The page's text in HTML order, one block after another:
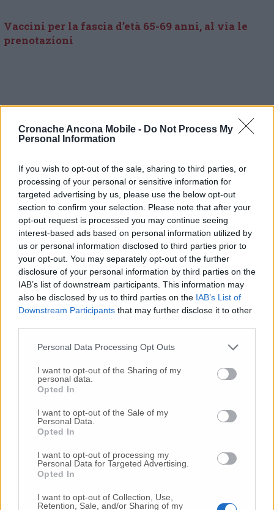
Cronache Ancona Mobile - Do Not Process My
Personal Information
If you wish to opt-out of the sale, sharing to third parties, or
processing of your personal or sensitive information for
targeted advertising by us, please use the below opt-out
section to confirm your selection. Please note that after your
opt-out request is processed you may continue seeing
interest-based ads based on personal information utilized by
us or personal information disclosed to third parties prior to
your opt-out. You may separately opt-out of the further
disclosure of your personal information by third parties on the
IAB’s list of downstream participants. This information may
also be disclosed by us to third parties on the IAB’s List of
Downstream Participants that may further disclose it to other
Personal Data Processing Opt Outs
I want to opt-out of the Sharing of my
personal data.
Opted In
I want to opt-out of the Sale of my
Personal Data.
Opted In
I want to opt-out of processing my
Personal Data for Targeted Advertising.
Opted In
I want to opt-out of Collection, Use,
Retention, Sale, and/or Sharing of my
Vaccini per la fascia d’età 65-69 anni, al via le
prenotazioni
© RIPRODUZIONE RISERVATA
Vai alla home
Commenti
Commenta
Commenta l'articolo
24 Lug-Bimbi costretti a colpirsi da soli
e lasciati al
orrore all’asilo, arrestate due educatrici
-Luigia Fortunato,l’ennesimo femminicidio: